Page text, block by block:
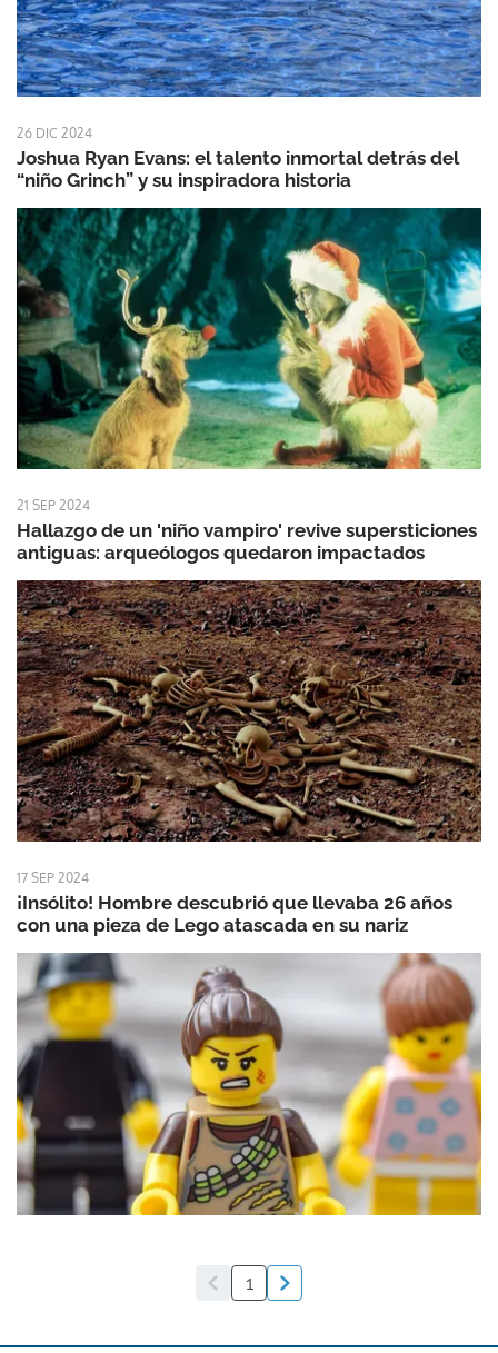
26 DIC 2024
Joshua Ryan Evans: el talento inmortal detrás del
“niño Grinch” y su inspiradora historia
21 SEP 2024
Hallazgo de un 'niño vampiro' revive supersticiones
antiguas: arqueólogos quedaron impactados
17 SEP 2024
¡Insólito! Hombre descubrió que llevaba 26 años
con una pieza de Lego atascada en su nariz
1